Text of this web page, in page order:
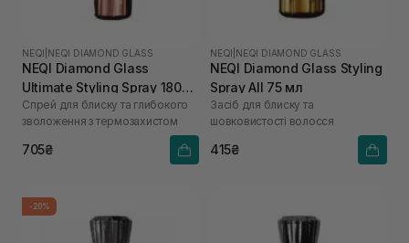
NEQI NEQI DIAMOND GLASS
NEQI Diamond Glass
Ultimate Styling Spray 180
мл
Спрей для блиску та глибокого
зволоження з термозахистом
705₴
NEQI NEQI DIAMOND GLASS
NEQI Diamond Glass Styling
Spray All 75 мл
Засіб для блиску та
шовковистості волосся
415₴
-20%